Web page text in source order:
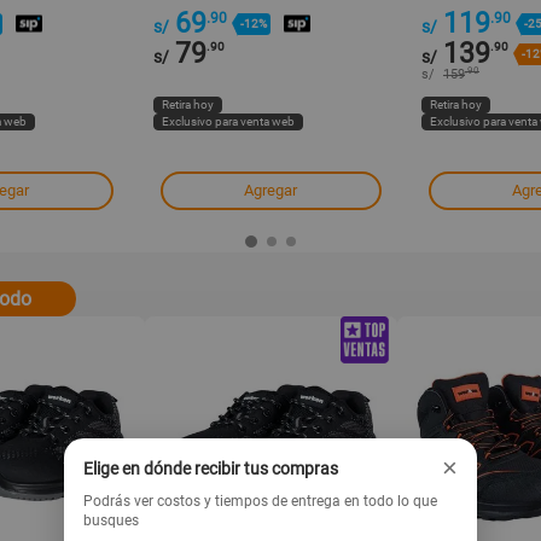
web
s/ 69.90 -12%
s/ 79.90
Retira hoy
Exclusivo para venta web
Agregar
s/ 119.90 -
s/ 139.90
-
s/ 159.90
Retira hoy
Exclusivo para venta
Elige en dónde recibir tus compras ×
Podrás ver costos y tiempos de entrega en todo lo que
busques